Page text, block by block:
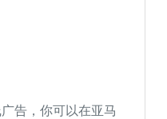
告，你可以在亚马